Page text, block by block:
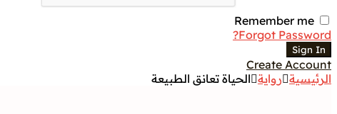
Remember me
Forgot Password?
Sign In
Create Account
الرئيسية رواية الحياة تعانق الطبيعة